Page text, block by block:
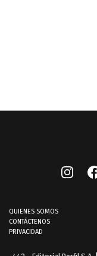
QUIENES SOMOS
CONTÁCTENOS
PRIVACIDAD